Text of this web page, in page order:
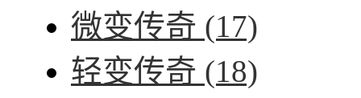
微变传奇 (17)
轻变传奇 (18)